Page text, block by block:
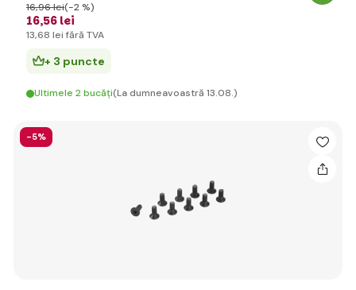
16,56 lei
16,96 lei(-2 %)
13,68 lei fără TVA
+ 3 puncte
Ultimele 2 bucăți(La dumneavoastră 13.08.)
-5%